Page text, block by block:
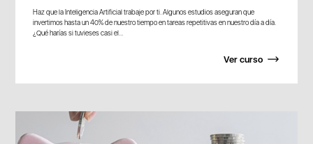
Haz que la Inteligencia Artificial trabaje por ti. Algunos estudios aseguran que
invertimos hasta un 40% de nuestro tiempo en tareas repetitivas en nuestro día a día.
¿Qué harías si tuvieses casi el...
Ver curso